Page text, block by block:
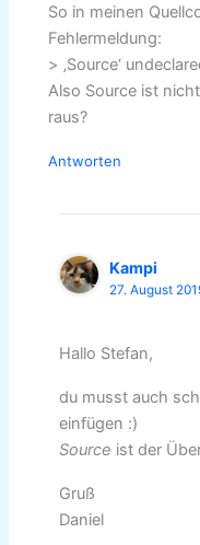
So in meinen
Fehlermeldung:
> ‚Source‘
Also Source ist
raus?
Antworten
Kampi
27. August
Hallo Stefan,
du musst auch
einfügen :)
Source ist der
Gruß
Daniel